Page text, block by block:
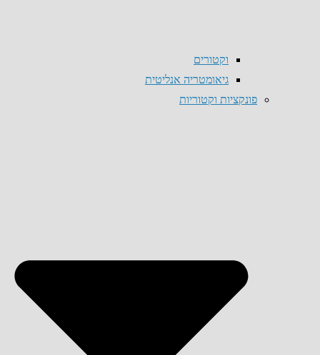
וקטורים
גיאומטריה אנליטית
פונקציות וקטוריות